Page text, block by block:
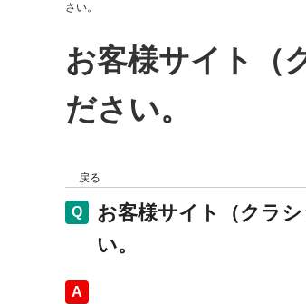
さい。
お客様サイト（
ださい。
戻る
お客様サイト（クラ
い。
回答